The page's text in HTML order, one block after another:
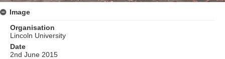
Image
Organisation
Lincoln University
Date
2nd June 2015